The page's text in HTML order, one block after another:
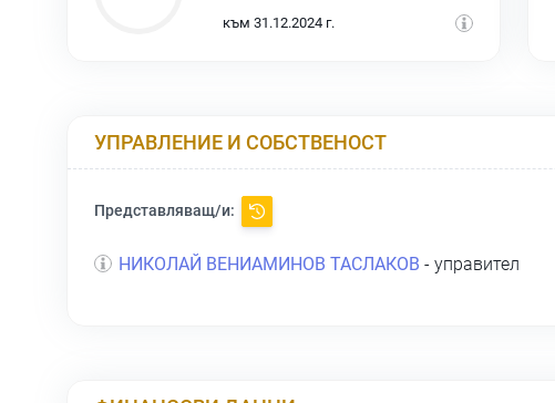
към 31.12.2024 г.
УПРАВЛЕНИЕ И СОБСТВЕНОСТ
Представляващ/и:
НИКОЛАЙ ВЕНИАМИНОВ ТАСЛАКОВ - управител